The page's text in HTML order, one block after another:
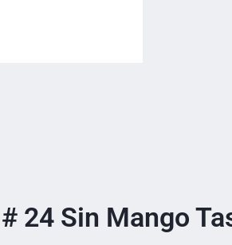
24 Sin Mango